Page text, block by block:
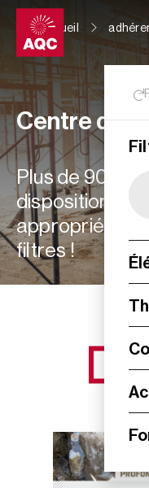
Panneau de gestion des
Accueil
Centre de
Plus de 900
disposition :
appropriées à
filtres !